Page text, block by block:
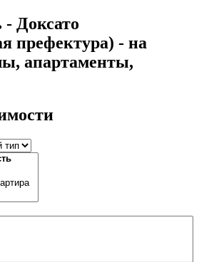
Доксато
префектура) - на
апартаменты,